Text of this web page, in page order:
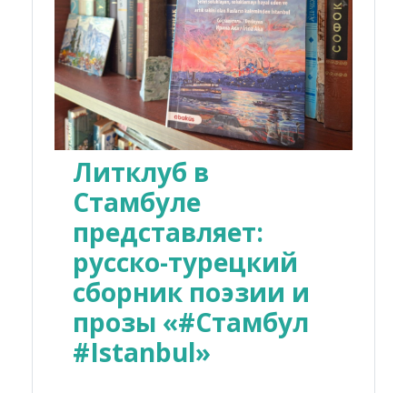
Литклуб в
Стамбуле
представляет:
русско-турецкий
сборник поэзии и
прозы «#Стамбул
#Istanbul»